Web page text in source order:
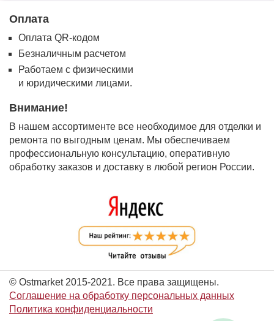
Оплата
Оплата QR-кодом
Безналичным расчетом
Работаем с физическими
и юридическими лицами.
Внимание!
В нашем ассортименте все необходимое для отделки и
ремонта по выгодным ценам. Мы обеспечиваем
профессиональную консультацию, оперативную
обработку заказов и доставку в любой регион России.
© Ostmarket 2015-2021. Все права защищены.
Соглашение на обработку персональных данных
Политика конфиденциальности